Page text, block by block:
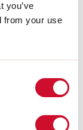
you’ve
from your use